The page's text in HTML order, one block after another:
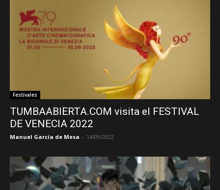
Festivales
TUMBAABIERTA.COM visita el FESTIVAL
DE VENECIA 2022
Manuel García de Mesa - 14/09/2022